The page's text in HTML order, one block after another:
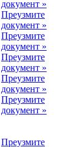
документ »
Преузмите
документ »
Преузмите
документ »
Преузмите
документ »
Преузмите
документ »
Преузмите
документ »
Преузмите